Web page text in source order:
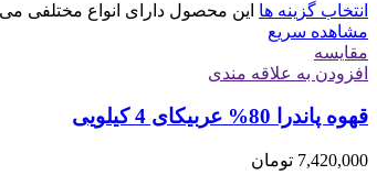
انتخاب گزینه ها این محصول دارای انواع مختلفی
مشاهده سریع
مقایسه
افزودن به علاقه مندی
قهوه پاندرا 80% عربیکای 4 کیلویی
7,420,000 تومان